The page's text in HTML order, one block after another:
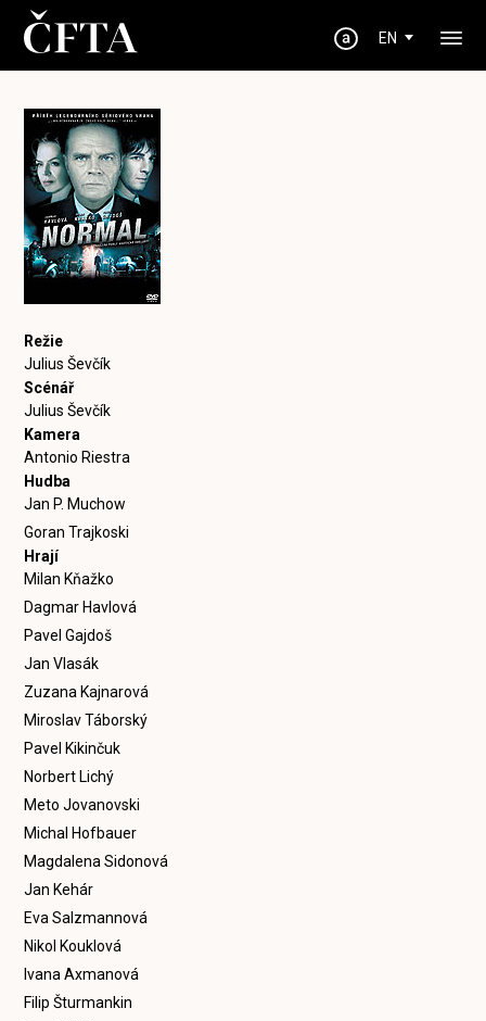
EN
Režie
Julius Ševčík
Scénář
Julius Ševčík
Kamera
Antonio Riestra
Hudba
Jan P. Muchow
Goran Trajkoski
Hrají
Milan Kňažko
Dagmar Havlová
Pavel Gajdoš
Jan Vlasák
Zuzana Kajnarová
Miroslav Táborský
Pavel Kikinčuk
Norbert Lichý
Meto Jovanovski
Michal Hofbauer
Magdalena Sidonová
Jan Kehár
Eva Salzmannová
Nikol Kouklová
Ivana Axmanová
Filip Šturmankin